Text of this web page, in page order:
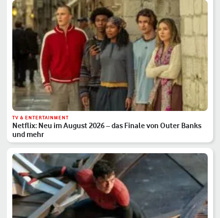
TV & ENTERTAINMENT
Netflix: Neu im August 2026 – das Finale von Outer Banks
und mehr